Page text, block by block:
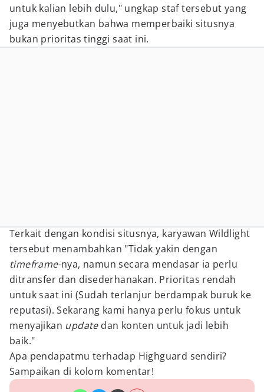
untuk kalian lebih dulu," ungkap staf tersebut yang
juga menyebutkan bahwa memperbaiki situsnya
bukan prioritas tinggi saat ini.
Terkait dengan kondisi situsnya, karyawan Wildlight
tersebut menambahkan "Tidak yakin dengan
timeframe-nya, namun secara mendasar ia perlu
ditransfer dan disederhanakan. Prioritas rendah
untuk saat ini (Sudah terlanjur berdampak buruk ke
reputasi). Sekarang kami hanya perlu fokus untuk
menyajikan update dan konten untuk jadi lebih
baik."
Apa pendapatmu terhadap Highguard sendiri?
Sampaikan di kolom komentar!